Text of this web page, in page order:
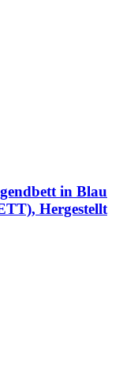
in Blau
Hergestellt